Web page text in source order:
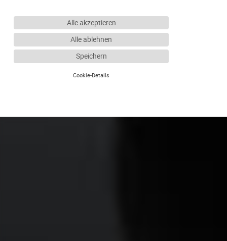
Alle akzeptieren
Alle ablehnen
Speichern
Cookie-Details